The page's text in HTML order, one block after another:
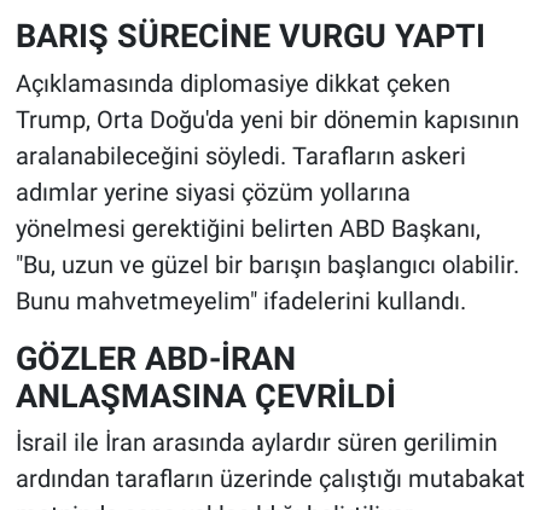
BARIŞ SÜRECİNE VURGU YAPTI
Açıklamasında diplomasiye dikkat çeken
Trump, Orta Doğu'da yeni bir dönemin kapısının
aralanabileceğini söyledi. Tarafların askeri
adımlar yerine siyasi çözüm yollarına
yönelmesi gerektiğini belirten ABD Başkanı,
"Bu, uzun ve güzel bir barışın başlangıcı olabilir.
Bunu mahvetmeyelim" ifadelerini kullandı.
GÖZLER ABD-İRAN
ANLAŞMASINA ÇEVRİLDİ
İsrail ile İran arasında aylardır süren gerilimin
ardından tarafların üzerinde çalıştığı mutabakat